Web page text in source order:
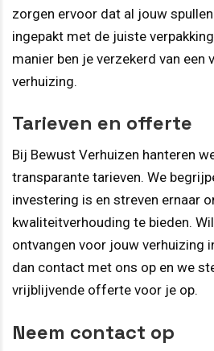
zorgen ervoor dat al jouw
ingepakt met de juiste
manier ben je verzekerd van een
verhuizing.
Tarieven en offerte
Bij Bewust Verhuizen hanteren
transparante tarieven. We
investering is en streven ernaar
kwaliteitverhouding te bieden.
ontvangen voor jouw verhuizing
dan contact met ons op en we
vrijblijvende offerte voor je op.
Neem contact op